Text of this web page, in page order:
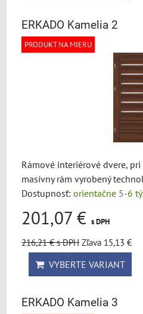
ERKADO Kamelia 2
PRODUKT NA MIERU
Rámové interiérové dvere,
masívny rám vyrobený
Dostupnosť: orientačne 5-6
201,07 € s DPH
216,21 €s DPH Zľava 15,13 €
VYBERTE VARIANT
ERKADO Kamelia 3